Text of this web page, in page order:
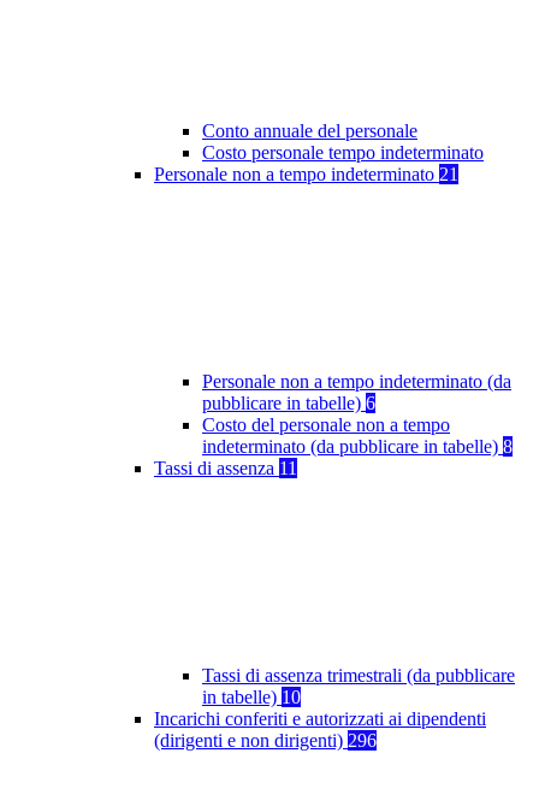
Conto annuale del personale
Costo personale tempo indeterminato
Personale non a tempo indeterminato 21
Personale non a tempo indeterminato (da
pubblicare in tabelle) 6
Costo del personale non a tempo
indeterminato (da pubblicare in tabelle) 8
Tassi di assenza 11
Tassi di assenza trimestrali (da pubblicare
in tabelle) 10
Incarichi conferiti e autorizzati ai dipendenti
(dirigenti e non dirigenti) 296